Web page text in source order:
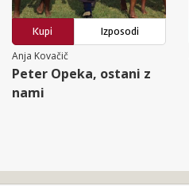
Kupi
Izposodi
Anja Kovačič
Peter Opeka, ostani z
nami